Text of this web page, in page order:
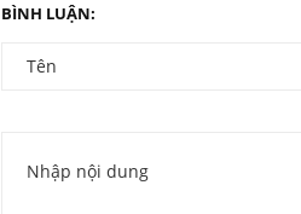
BÌNH LUẬN: